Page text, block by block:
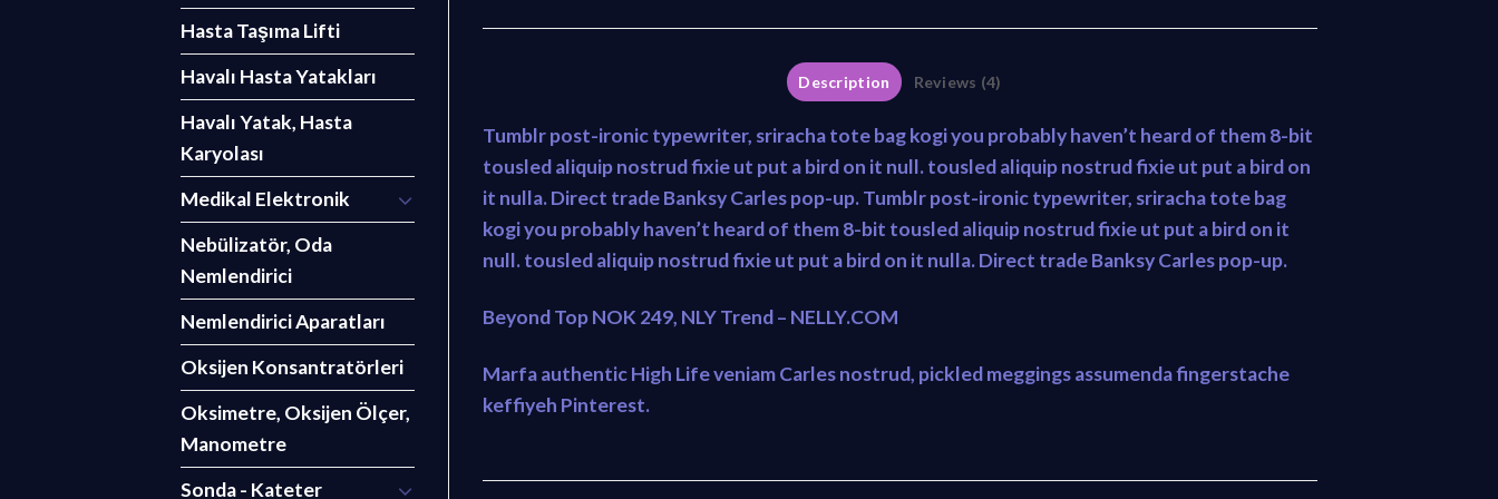
Hasta Taşıma Lifti
Havalı Hasta Yatakları
Havalı Yatak, Hasta
Karyolası
Medikal Elektronik
Nebülizatör, Oda
Nemlendirici
Nemlendirici Aparatları
Oksijen Konsantratörleri
Oksimetre, Oksijen Ölçer,
Manometre
Sonda - Kateter
Description Reviews (4)
Tumblr post-ironic typewriter, sriracha tote bag kogi you probably haven’t heard of them 8-bit
tousled aliquip nostrud fixie ut put a bird on it null. tousled aliquip nostrud fixie ut put a bird on
it nulla. Direct trade Banksy Carles pop-up. Tumblr post-ironic typewriter, sriracha tote bag
kogi you probably haven’t heard of them 8-bit tousled aliquip nostrud fixie ut put a bird on it
null. tousled aliquip nostrud fixie ut put a bird on it nulla. Direct trade Banksy Carles pop-up.
Beyond Top NOK 249, NLY Trend – NELLY.COM
Marfa authentic High Life veniam Carles nostrud, pickled meggings assumenda fingerstache
keffiyeh Pinterest.